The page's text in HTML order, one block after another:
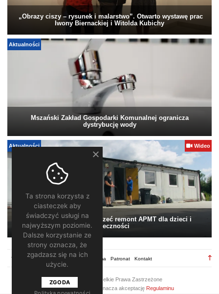
„Obrazy ciszy – rysunek i malarstwo”. Otwarto wystawę prac
Iwony Biernackiej i Witolda Kubichy
Aktualności
Mszański Zakład Gospodarki Komunalnej ogranicza
dystrybucję wody
Aktualności Wideo
Pomagamy. Warto wesprzeć remont APMT dla dzieci i
społeczności
Regulamin Redakcja Reklama Patronat Kontakt
2026 ©
/ Wszelkie Prawa Zastrzeżone
Korzystanie z portalu oznacza akceptację Regulaminu
Ta strona korzysta z
ciasteczek aby
świadczyć usługi na
najwyższym poziomie.
Dalsze korzystanie ze
strony oznacza, że
zgadzasz się na ich
użycie.
ZGODA